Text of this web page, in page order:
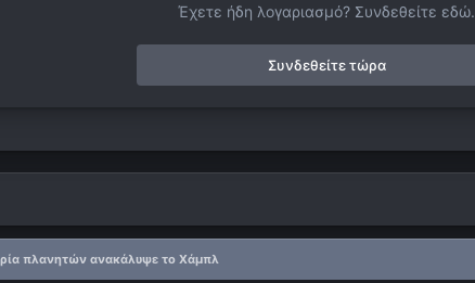
Έχετε ήδη λογαριασμό? Συνδεθείτε εδώ.
Συνδεθείτε τώρα
πλανητών ανακάλυψε το Χάμπλ